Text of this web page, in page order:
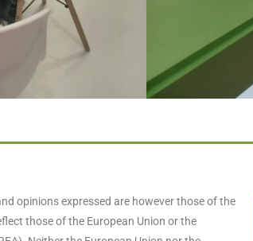
opinions expressed are however those of the
those of the European Union or the